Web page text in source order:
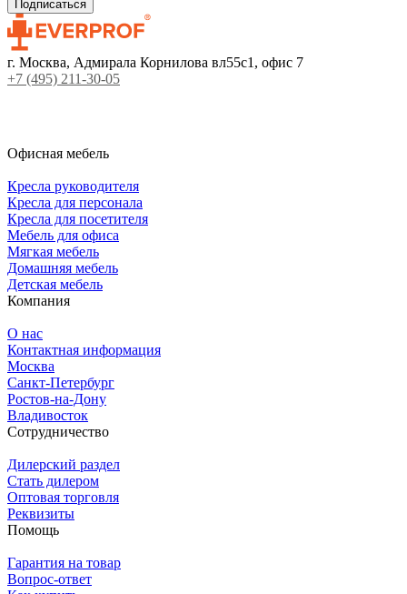
г. Москва, Адмирала Корнилова вл55с1, офис 7
+7 (495) 211-30-05
Офисная мебель
Кресла руководителя
Кресла для персонала
Кресла для посетителя
Мебель для офиса
Мягкая мебель
Домашняя мебель
Детская мебель
Компания
О нас
Контактная информация
Москва
Санкт-Петербург
Ростов-на-Дону
Владивосток
Сотрудничество
Дилерский раздел
Стать дилером
Оптовая торговля
Реквизиты
Помощь
Гарантия на товар
Вопрос-ответ